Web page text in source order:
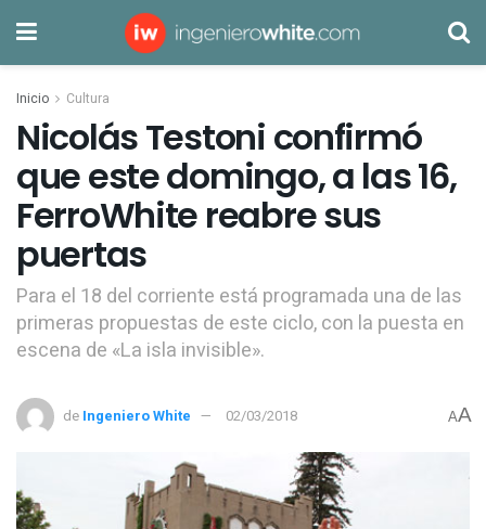
Inicio Cultura
Nicolás Testoni confirmó
que este domingo, a las 16,
FerroWhite reabre sus
puertas
Para el 18 del corriente está programada una de las
primeras propuestas de este ciclo, con la puesta en
escena de «La isla invisible».
de Ingeniero White 02/03/2018 AA